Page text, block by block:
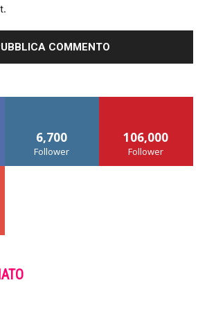
6,700
Follower
106,000
Follower